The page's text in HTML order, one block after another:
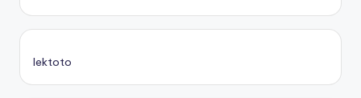
lektoto